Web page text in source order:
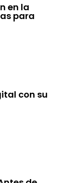
en la
para
con su